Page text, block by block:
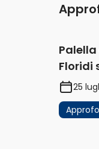
Floridi
25